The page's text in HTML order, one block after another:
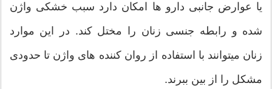
یا عوارض جانبی دارو ها امکان دارد سبب خشکی واژن
شده و رابطه جنسی زنان را مختل کند. در این موارد
زنان میتوانند با استفاده از روان کننده های واژن تا حدودی
مشکل را از بین ببرند.